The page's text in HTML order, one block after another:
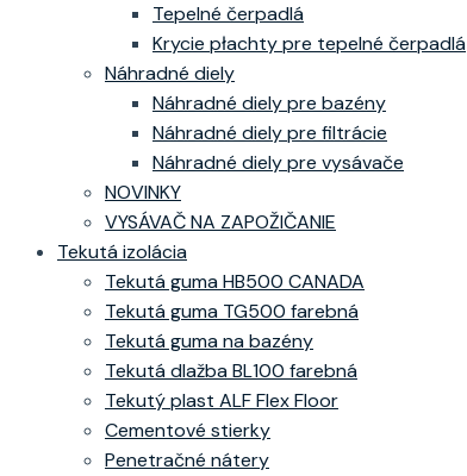
Tepelné čerpadlá
Krycie płachty pre tepelné čerpadlá
Náhradné diely
Náhradné diely pre bazény
Náhradné diely pre filtrácie
Náhradné diely pre vysávače
NOVINKY
VYSÁVAČ NA ZAPOŽIČANIE
Tekutá izolácia
Tekutá guma HB500 CANADA
Tekutá guma TG500 farebná
Tekutá guma na bazény
Tekutá dlažba BL100 farebná
Tekutý plast ALF Flex Floor
Cementové stierky
Penetračné nátery